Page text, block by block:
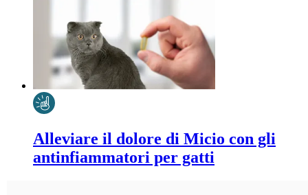
Alleviare il dolore di Micio con gli
antinfiammatori per gatti